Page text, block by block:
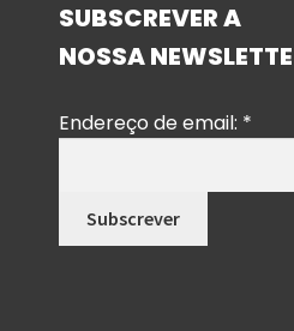
SUBSCREVER A
NOSSA
Endereço de email: *